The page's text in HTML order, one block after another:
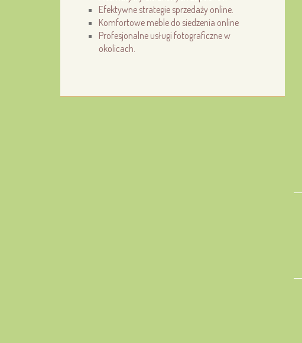
Efektywne strategie sprzedaży online.
Komfortowe meble do siedzenia online
Profesjonalne usługi fotograficzne w
okolicach.